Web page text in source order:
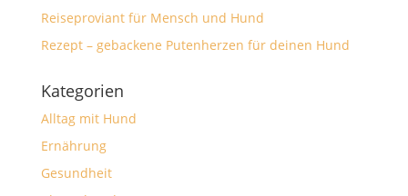
Reiseproviant für Mensch und Hund
Rezept – gebackene Putenherzen für deinen Hund
Kategorien
Alltag mit Hund
Ernährung
Gesundheit